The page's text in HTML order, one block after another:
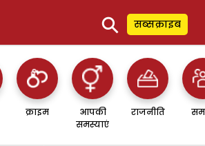
⚲ सब्सक्राइब
क्राइम
आपकी
समस्याएं
राजनीति